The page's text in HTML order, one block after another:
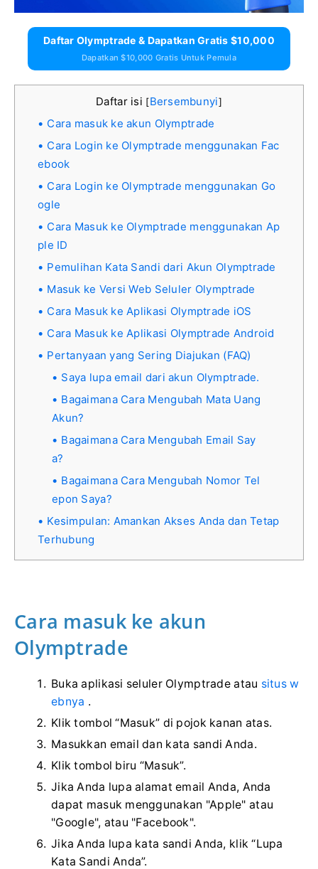
Daftar Olymptrade & Dapatkan Gratis $10,000
Dapatkan $10,000 Gratis Untuk Pemula
Daftar isi [Bersembunyi]
Cara masuk ke akun Olymptrade
Cara Login ke Olymptrade menggunakan Fac
ebook
Cara Login ke Olymptrade menggunakan Go
ogle
Cara Masuk ke Olymptrade menggunakan Ap
ple ID
Pemulihan Kata Sandi dari Akun Olymptrade
Masuk ke Versi Web Seluler Olymptrade
Cara Masuk ke Aplikasi Olymptrade iOS
Cara Masuk ke Aplikasi Olymptrade Android
Pertanyaan yang Sering Diajukan (FAQ)
Saya lupa email dari akun Olymptrade.
Bagaimana Cara Mengubah Mata Uang
Akun?
Bagaimana Cara Mengubah Email Say
a?
Bagaimana Cara Mengubah Nomor Tel
epon Saya?
Kesimpulan: Amankan Akses Anda dan Tetap
Terhubung
Cara masuk ke akun
Olymptrade
Buka aplikasi seluler Olymptrade atau situs w
ebnya .
Klik tombol “Masuk” di pojok kanan atas.
Masukkan email dan kata sandi Anda.
Klik tombol biru “Masuk”.
Jika Anda lupa alamat email Anda, Anda
dapat masuk menggunakan "Apple" atau
"Google", atau "Facebook".
Jika Anda lupa kata sandi Anda, klik “Lupa
Kata Sandi Anda”.